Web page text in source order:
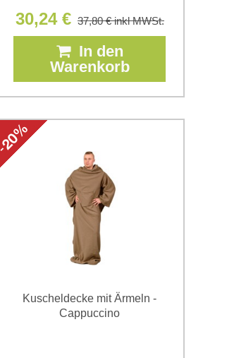
30,24 € 37,80 €inkl MWSt.
In den
Warenkorb
Kuscheldecke mit Ärmeln -
Cappuccino